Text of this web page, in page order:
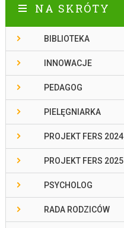
NA SKRÓTY
BIBLIOTEKA
INNOWACJE
PEDAGOG
PIELĘGNIARKA
PROJEKT FERS 2024
PROJEKT FERS 2025
PSYCHOLOG
RADA RODZICÓW